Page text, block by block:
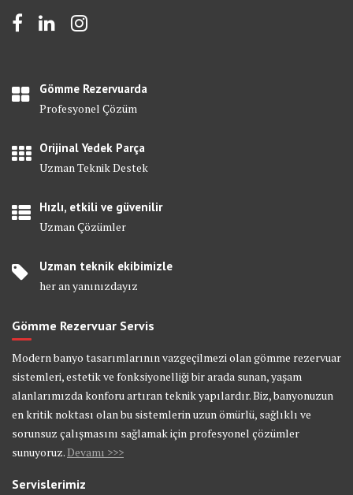
Gömme Rezervuarda
Profesyonel Çözüm
Orijinal Yedek Parça
Uzman Teknik Destek
Hızlı, etkili ve güvenilir
Uzman Çözümler
Uzman teknik ekibimizle
her an yanınızdayız
Gömme Rezervuar Servis
Modern banyo tasarımlarının vazgeçilmezi olan gömme rezervuar
sistemleri, estetik ve fonksiyonelliği bir arada sunan, yaşam
alanlarımızda konforu artıran teknik yapılardır. Biz, banyonuzun
en kritik noktası olan bu sistemlerin uzun ömürlü, sağlıklı ve
sorunsuz çalışmasını sağlamak için profesyonel çözümler
sunuyoruz.Devamı >>>
Servislerimiz